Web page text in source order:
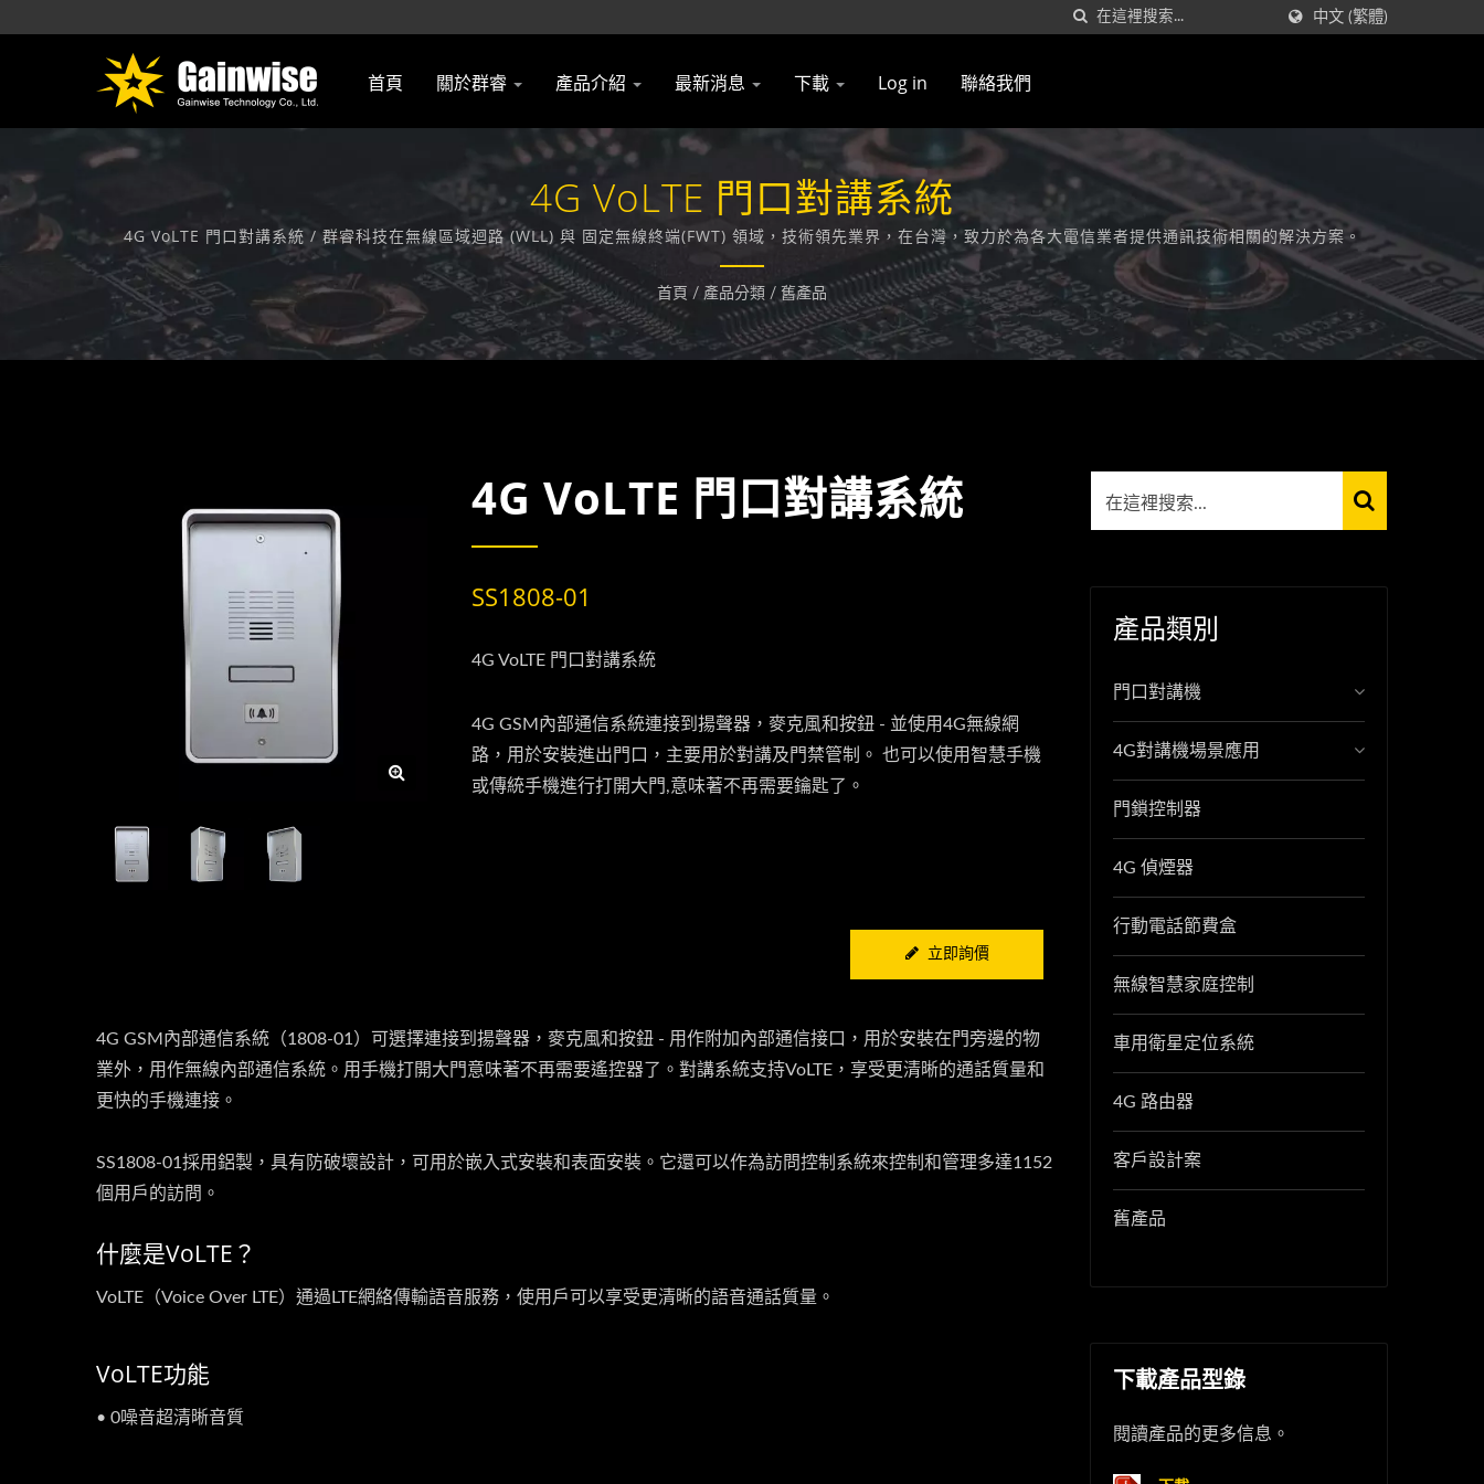
中文 (繁體)
首頁 關於群睿 產品介紹 最新消息 下載 Log in 聯絡我們
4G VoLTE 門口對講系統
4G VoLTE 門口對講系統 / 群睿科技在無線區域迴路 (WLL) 與 固定無線終端(FWT) 領域，技術領先業界，在台灣，致力於為各大電信業者提供通訊技術相關的解決方案。
首頁 / 產品分類 / 舊產品
4G VoLTE 門口對講系統
SS1808-01
4G VoLTE 門口對講系統
4G GSM內部通信系統連接到揚聲器，麥克風和按鈕 - 並使用4G無線網
路，用於安裝進出門口，主要用於對講及門禁管制。 也可以使用智慧手機
或傳統手機進行打開大門,意味著不再需要鑰匙了。
立即詢價
4G GSM內部通信系統（1808-01）可選擇連接到揚聲器，麥克風和按鈕 - 用作附加內部通信接口，用於安裝在門旁邊的物
業外，用作無線內部通信系統。用手機打開大門意味著不再需要遙控器了。對講系統支持VoLTE，享受更清晰的通話質量和
更快的手機連接。
SS1808-01採用鋁製，具有防破壞設計，可用於嵌入式安裝和表面安裝。它還可以作為訪問控制系統來控制和管理多達1152
個用戶的訪問。
什麼是VoLTE？
VoLTE（Voice Over LTE）通過LTE網絡傳輸語音服務，使用戶可以享受更清晰的語音通話質量。
VoLTE功能
• 0噪音超清晰音質
產品類別
門口對講機
4G對講機場景應用
門鎖控制器
4G 偵煙器
行動電話節費盒
無線智慧家庭控制
車用衛星定位系統
4G 路由器
客戶設計案
舊產品
下載產品型錄
閱讀產品的更多信息。